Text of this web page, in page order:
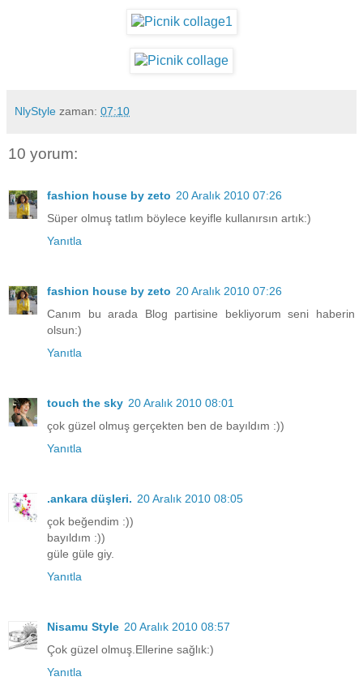
NlyStyle zaman: 07:10
10 yorum:
fashion house by zeto 20 Aralık 2010 07:26
Süper olmuş tatlım böylece keyifle kullanırsın artık:)
Yanıtla
fashion house by zeto 20 Aralık 2010 07:26
Canım bu arada Blog partisine bekliyorum seni haberin
olsun:)
Yanıtla
touch the sky 20 Aralık 2010 08:01
çok güzel olmuş gerçekten ben de bayıldım :))
Yanıtla
.ankara düşleri. 20 Aralık 2010 08:05
çok beğendim :))
bayıldım :))
güle güle giy.
Yanıtla
Nisamu Style 20 Aralık 2010 08:57
Çok güzel olmuş.Ellerine sağlık:)
Yanıtla